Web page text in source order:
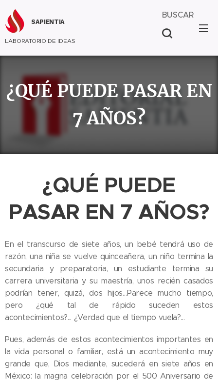
SAPIENTIA
LABORATORIO DE IDEAS
BUSCAR
¿QUÉ PUEDE PASAR EN
7 AÑOS?
¿QUÉ PUEDE
PASAR EN 7 AÑOS?
En el transcurso de siete años, un bebé tendrá uso de
razón, una niña se vuelve quinceañera, un niño termina la
secundaria y preparatoria, un estudiante termina su
carrera universitaria y su maestría, unos recién casados
podrían tener, quizá, dos hijos…Parece mucho tiempo,
pero ¿qué tal de rápido suceden estos
acontecimientos?... ¿Verdad que el tiempo vuela?...
Pues, además de estos acontecimientos importantes en
la vida personal o familiar, está un acontecimiento muy
grande que, Dios mediante, sucederá en siete años en
México: la magna celebración por el 500 Aniversario de